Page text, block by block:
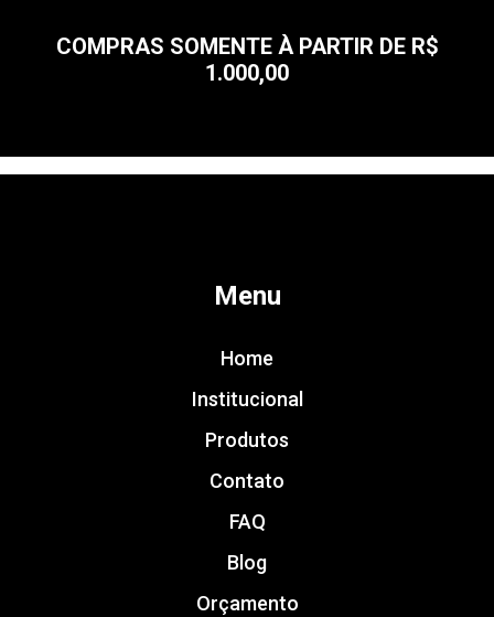
COMPRAS SOMENTE À PARTIR DE R$
1.000,00
Menu
Home
Institucional
Produtos
Contato
FAQ
Blog
Orçamento